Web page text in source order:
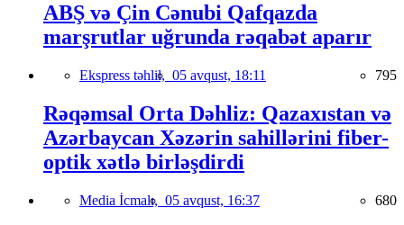
ABŞ və Çin Cənubi Qafqazda
marşrutlar uğrunda rəqabət aparır
Ekspress təhlil, 05 avqust, 18:11 795
Rəqəmsal Orta Dəhliz: Qazaxıstan və
Azərbaycan Xəzərin sahillərini fiber-
optik xətlə birləşdirdi
Media İcmalı, 05 avqust, 16:37 680